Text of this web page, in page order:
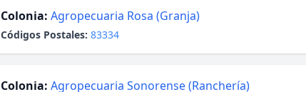
Colonia: Agropecuaria Rosa (Granja)
Códigos Postales: 83334
Colonia: Agropecuaria Sonorense (Ranchería)